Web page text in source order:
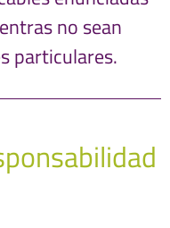
no sean
particulares.